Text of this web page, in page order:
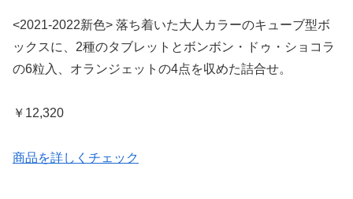
<2021-2022新色> 落ち着いた大人カラーのキューブ型ボ
ックスに、2種のタブレットとボンボン・ドゥ・ショコラ
の6粒入、オランジェットの4点を収めた詰合せ。
￥12,320
商品を詳しくチェック